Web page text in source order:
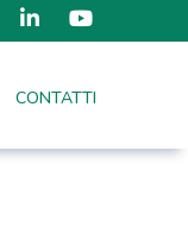
CONTATTI